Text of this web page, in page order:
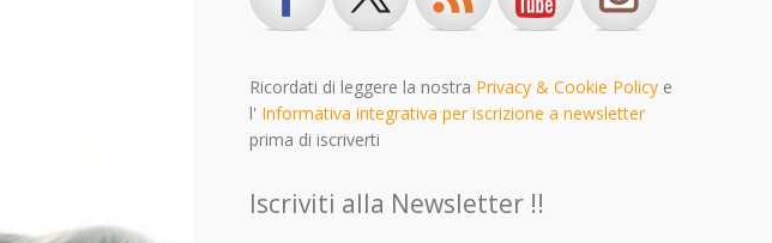
Ricordati di leggere la nostra Privacy & Cookie Policye
l' Informativa integrativa per iscrizione a newsletter
prima di iscriverti
Iscriviti alla Newsletter !!